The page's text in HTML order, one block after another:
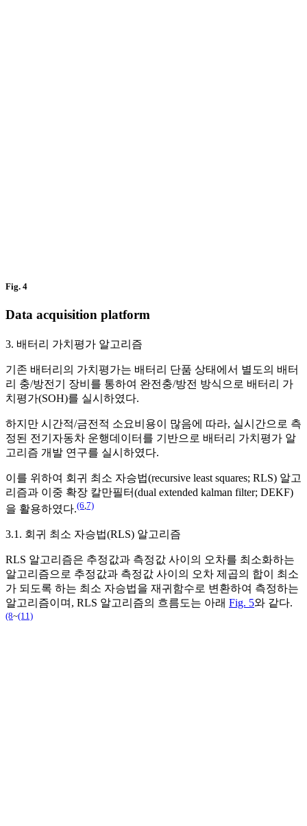
Fig. 4
Data acquisition platform
3. 배터리 가치평가 알고리즘
기존 배터리의 가치평가는 배터리 단품 상태에서 별도의 배터
리 충/방전기 장비를 통하여 완전충/방전 방식으로 배터리 가
치평가(SOH)를 실시하였다.
하지만 시간적/금전적 소요비용이 많음에 따라, 실시간으로 측
정된 전기자동차 운행데이터를 기반으로 배터리 가치평가 알
고리즘 개발 연구를 실시하였다.
이를 위하여 회귀 최소 자승법(recursive least squares; RLS) 알고
리즘과 이중 확장 칼만필터(dual extended kalman filter; DEKF)
을 활용하였다.(6,7)
3.1. 회귀 최소 자승법(RLS) 알고리즘
RLS 알고리즘은 추정값과 측정값 사이의 오차를 최소화하는
알고리즘으로 추정값과 측정값 사이의 오차 제곱의 합이 최소
가 되도록 하는 최소 자승법을 재귀함수로 변환하여 측정하는
알고리즘이며, RLS 알고리즘의 흐름도는 아래 Fig. 5와 같다.
(8~(11)